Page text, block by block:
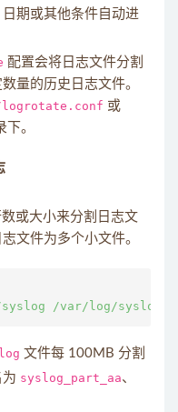
期或其他条件自动进
配置会将日志文件分割
量的历史日志文件。
或
下。
或大小来分割日志文
文件为多个小文件。
文件每 100MB 分割
syslog_part_aa、